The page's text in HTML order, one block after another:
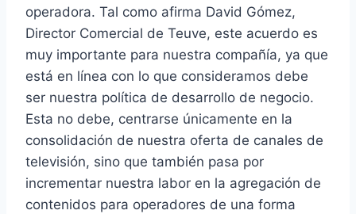
operadora. Tal como afirma David Gómez,
Director Comercial de Teuve, este acuerdo es
muy importante para nuestra compañía, ya que
está en línea con lo que consideramos debe
ser nuestra política de desarrollo de negocio.
Esta no debe, centrarse únicamente en la
consolidación de nuestra oferta de canales de
televisión, sino que también pasa por
incrementar nuestra labor en la agregación de
contenidos para operadores de una forma